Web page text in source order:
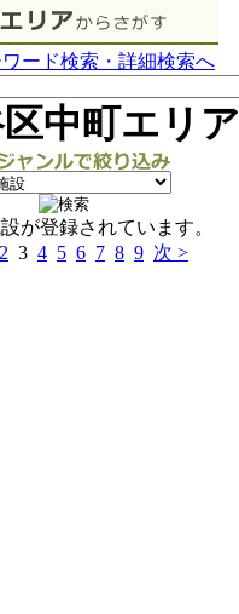
中町エリア
が登録されています。
2 3 4 5 6 7 8 9 次 >